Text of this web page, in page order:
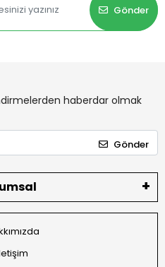
Gönder
haberdar olmak
Gönder